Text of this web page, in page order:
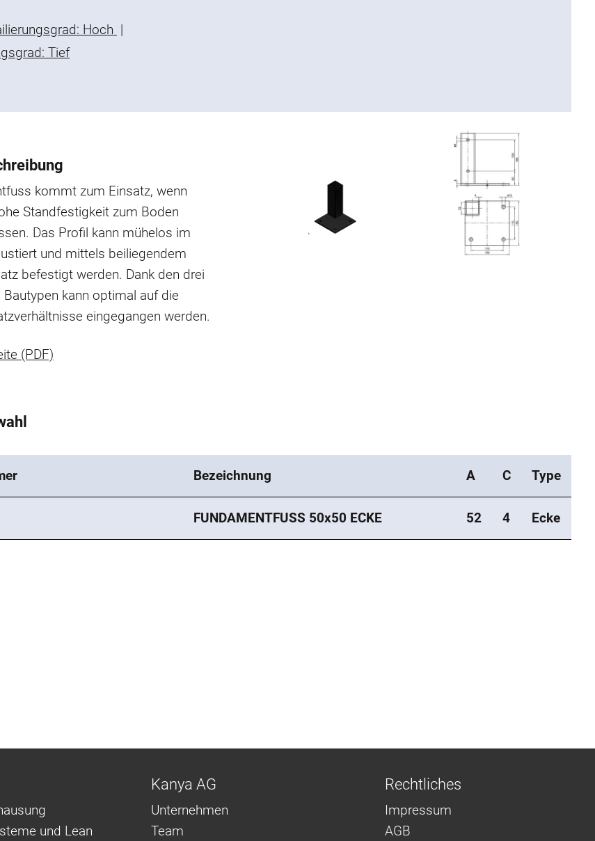
Hoch |
Tief
kommt zum Einsatz, wenn
Standfestigkeit zum Boden
Das Profil kann mühelos im
und mittels beiliegendem
befestigt werden. Dank den drei
kann optimal auf die
eingegangen werden.
(PDF)
Bezeichnung A C Type
FUNDAMENTFUSS 50x50 ECKE 52 4 Ecke
und Lean
Kanya AG
Unternehmen
Team
Rechtliches
Impressum
AGB